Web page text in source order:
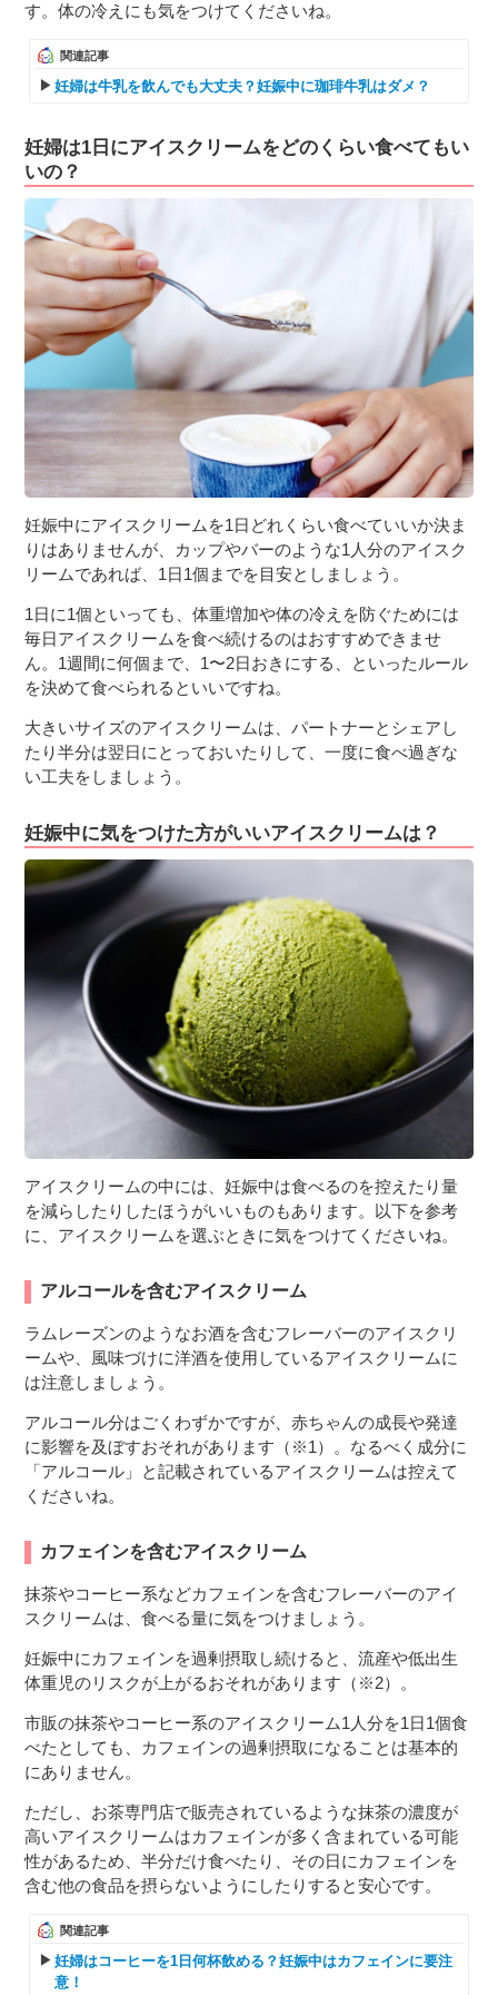
す。体の冷えにも気をつけてくださいね。
関連記事
妊婦は牛乳を飲んでも大丈夫？妊娠中に珈琲牛乳はダメ？
妊婦は1日にアイスクリームをどのくらい食べてもい
いの？
妊娠中にアイスクリームを1日どれくらい食べていいか決ま
りはありませんが、カップやバーのような1人分のアイスク
リームであれば、1日1個までを目安としましょう。
1日に1個といっても、体重増加や体の冷えを防ぐためには
毎日アイスクリームを食べ続けるのはおすすめできませ
ん。1週間に何個まで、1〜2日おきにする、といったルール
を決めて食べられるといいですね。
大きいサイズのアイスクリームは、パートナーとシェアし
たり半分は翌日にとっておいたりして、一度に食べ過ぎな
い工夫をしましょう。
妊娠中に気をつけた方がいいアイスクリームは？
アイスクリームの中には、妊娠中は食べるのを控えたり量
を減らしたりしたほうがいいものもあります。以下を参考
に、アイスクリームを選ぶときに気をつけてくださいね。
アルコールを含むアイスクリーム
ラムレーズンのようなお酒を含むフレーバーのアイスクリ
ームや、風味づけに洋酒を使用しているアイスクリームに
は注意しましょう。
アルコール分はごくわずかですが、赤ちゃんの成長や発達
に影響を及ぼすおそれがあります（※1）。なるべく成分に
「アルコール」と記載されているアイスクリームは控えて
くださいね。
カフェインを含むアイスクリーム
抹茶やコーヒー系などカフェインを含むフレーバーのアイ
スクリームは、食べる量に気をつけましょう。
妊娠中にカフェインを過剰摂取し続けると、流産や低出生
体重児のリスクが上がるおそれがあります（※2）。
市販の抹茶やコーヒー系のアイスクリーム1人分を1日1個食
べたとしても、カフェインの過剰摂取になることは基本的
にありません。
ただし、お茶専門店で販売されているような抹茶の濃度が
高いアイスクリームはカフェインが多く含まれている可能
性があるため、半分だけ食べたり、その日にカフェインを
含む他の食品を摂らないようにしたりすると安心です。
関連記事
妊婦はコーヒーを1日何杯飲める？妊娠中はカフェインに要注
意！